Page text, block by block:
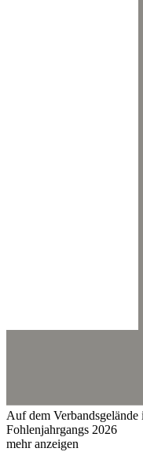
Auf dem
Fohlenjahrgangs 2026
mehr anzeigen